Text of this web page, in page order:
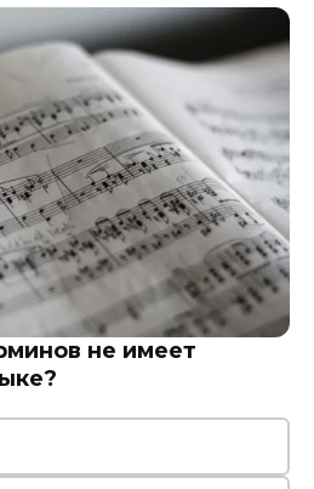
не имеет